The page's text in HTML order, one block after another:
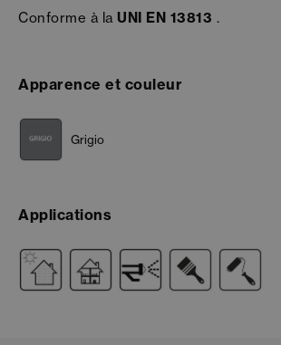
Conforme à la UNI EN 13813 .
Apparence et couleur
Grigio
Applications